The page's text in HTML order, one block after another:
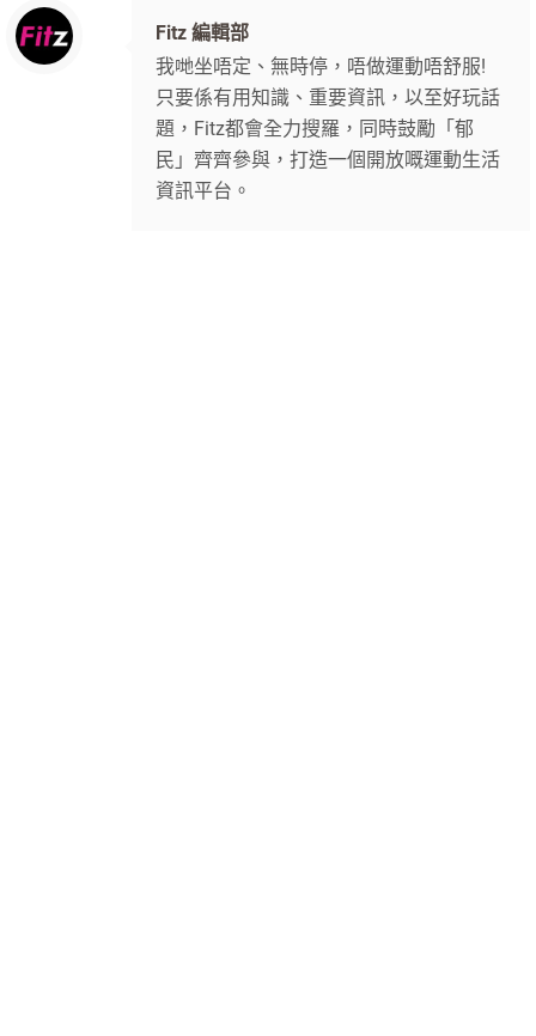
Fitz 編輯部
我哋坐唔定、無時停，唔做運動唔舒服!
只要係有用知識、重要資訊，以至好玩話
題，Fitz都會全力搜羅，同時鼓勵「郁
民」齊齊參與，打造一個開放嘅運動生活
資訊平台。